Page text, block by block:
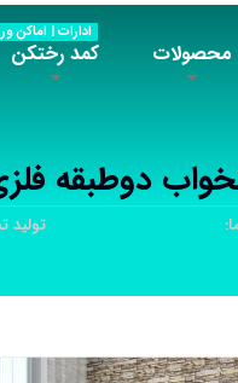
محصولات کمد رختکن
ادارات | اماکن
دوطبقه
تولید